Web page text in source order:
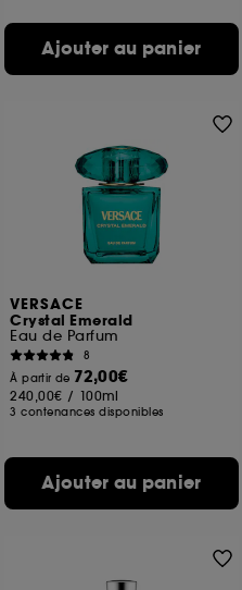
Ajouter au panier
VERSACE
Crystal Emerald
Eau de Parfum
8
À partir de 72,00€
240,00€ / 100ml
3 contenances disponibles
Ajouter au panier